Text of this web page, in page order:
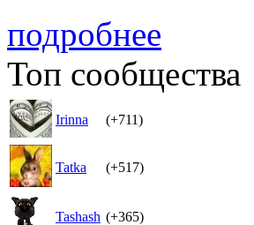
подробнее
Топ сообщества
Irinna (+711)
Tatka (+517)
Tashash (+365)